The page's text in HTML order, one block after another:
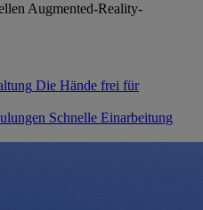
Augmented-Reality-
Die Hände frei für
Schnelle Einarbeitung